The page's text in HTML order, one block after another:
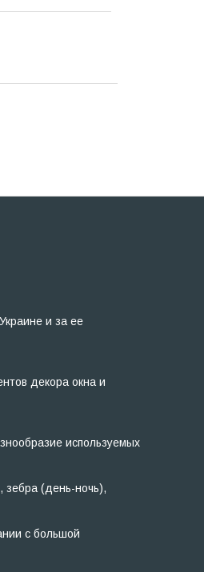
и за ее
декора окна и
используемых
зебра (день-ночь),
с большой